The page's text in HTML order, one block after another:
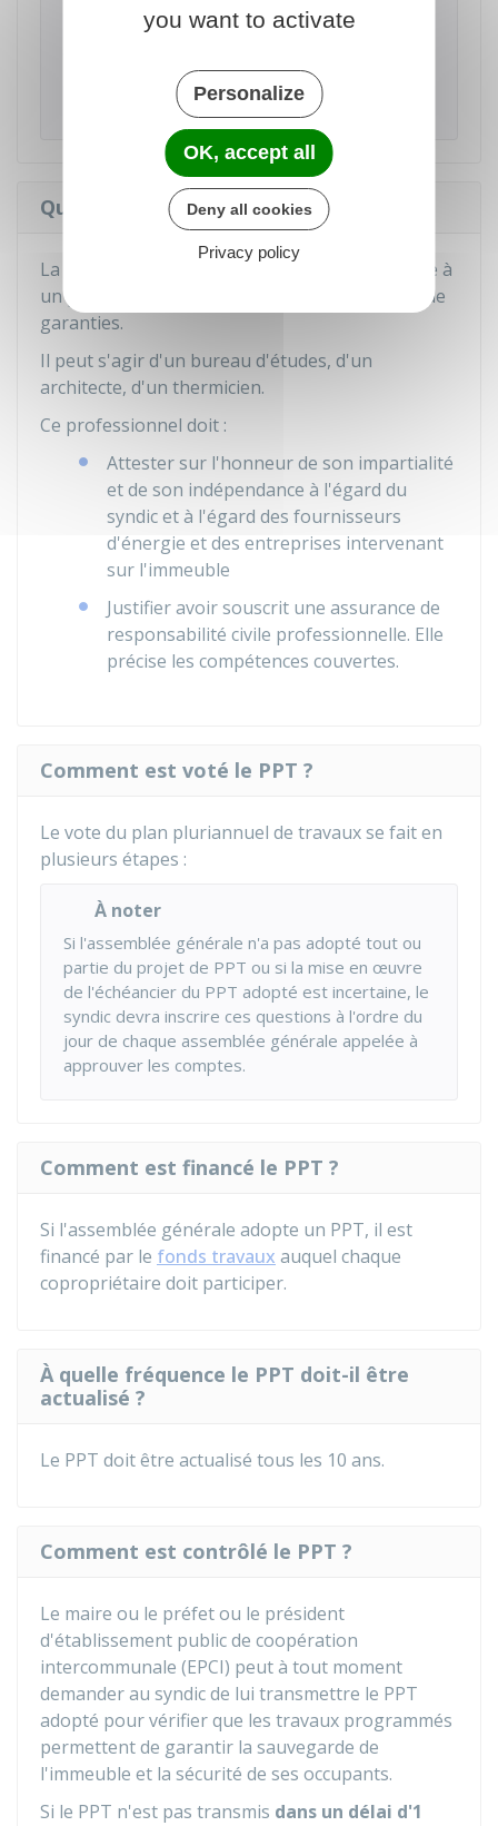
Le syndicat des copropriétaires est
de cette mise en place si undiagnostic
besoin de travaux au cours des 10 années qui
suivent son élaboration.
Qui doit réaliser le PPT ?
La réalisation du projet de PPT doit être confiée à
un professionnel justifiant de compétences et de
garanties.
Il peut s'agir d'un bureau d'études, d'un
architecte, d'un thermicien.
Ce professionnel doit :
Attester sur l'honneur de son impartialité
et de son indépendance à l'égard du
syndic et à l'égard des fournisseurs
d'énergie et des entreprises intervenant
sur l'immeuble
Justifier avoir souscrit une assurance de
responsabilité civile professionnelle. Elle
précise les compétences couvertes.
Comment est voté le PPT ?
Le vote du plan pluriannuel de travaux se fait en
plusieurs étapes :
À noter
Si l'assemblée générale n'a pas adopté tout ou
partie du projet de PPT ou si la mise en œuvre
de l'échéancier du PPT adopté est incertaine, le
syndic devra inscrire ces questions à l'ordre du
jour de chaque assemblée générale appelée à
approuver les comptes.
Comment est financé le PPT ?
Si l'assemblée générale adopte un PPT, il est
financé par le fonds travaux auquel chaque
copropriétaire doit participer.
À quelle fréquence le PPT doit-il être
actualisé ?
Le PPT doit être actualisé tous les 10 ans.
Comment est contrôlé le PPT ?
Le maire ou le préfet ou le président
d'établissement public de coopération
intercommunale (EPCI) peut à tout moment
demander au syndic de lui transmettre le PPT
adopté pour vérifier que les travaux programmés
permettent de garantir la sauvegarde de
l'immeuble et la sécurité de ses occupants.
Si le PPT n'est pas transmis dans un délai d'1
you want to activate
Personalize
OK, accept all
Deny all cookies
Privacy policy